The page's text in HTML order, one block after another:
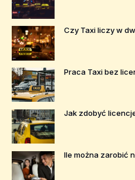
Czy Taxi liczy w
Praca Taxi bez
Jak zdobyć
Ile można zarobić